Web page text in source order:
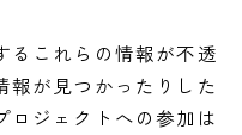
るこれらの情報が不透
報が見つかったりした
ロジェクトへの参加は